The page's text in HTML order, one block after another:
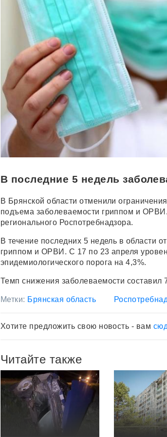
В последние 5 недель
В Брянской области отменили
подъема заболеваемости гриппом и
регионального Роспотребнадзора.
В течение последних 5 недель в области
гриппом и ОРВИ. С 17 по 23 апреля
эпидемиологического порога на 4,3%.
Темп снижения заболеваемости составил
Метки: Брянская область
Хотите предложить свою новость - вам
Читайте также